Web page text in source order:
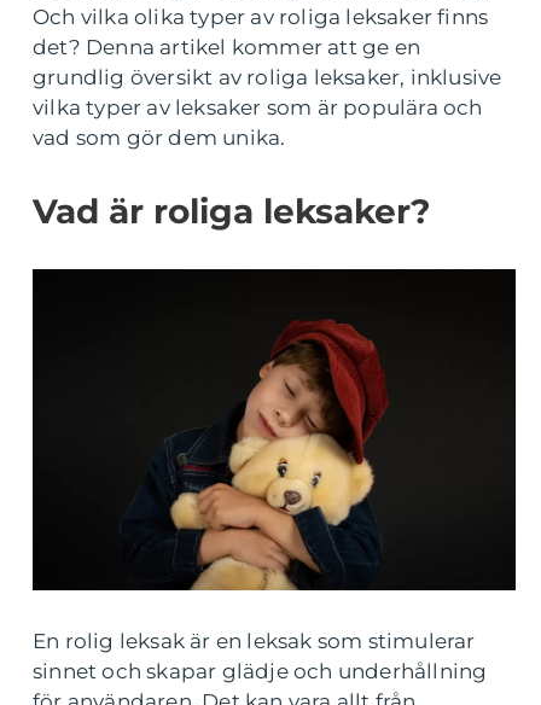
Och vilka olika typer av roliga leksaker finns
det? Denna artikel kommer att ge en
grundlig översikt av roliga leksaker, inklusive
vilka typer av leksaker som är populära och
vad som gör dem unika.
Vad är roliga leksaker?
En rolig leksak är en leksak som stimulerar
sinnet och skapar glädje och underhållning